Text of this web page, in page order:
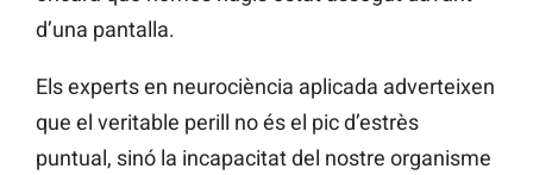
d’una pantalla.
Els experts en neurociència aplicada adverteixen
que el veritable perill no és el pic d’estrès
puntual, sinó la incapacitat del nostre organisme